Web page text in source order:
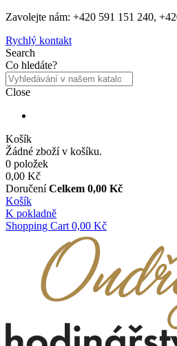
Zavolejte nám: +420 591 151 240,
Rychlý kontakt
Search
Co hledáte?
Close
Košík
Žádné zboží v košíku.
0 položek
0,00 Kč
Doručení Celkem 0,00 Kč
Košík
K pokladně
Shopping Cart 0,00 Kč